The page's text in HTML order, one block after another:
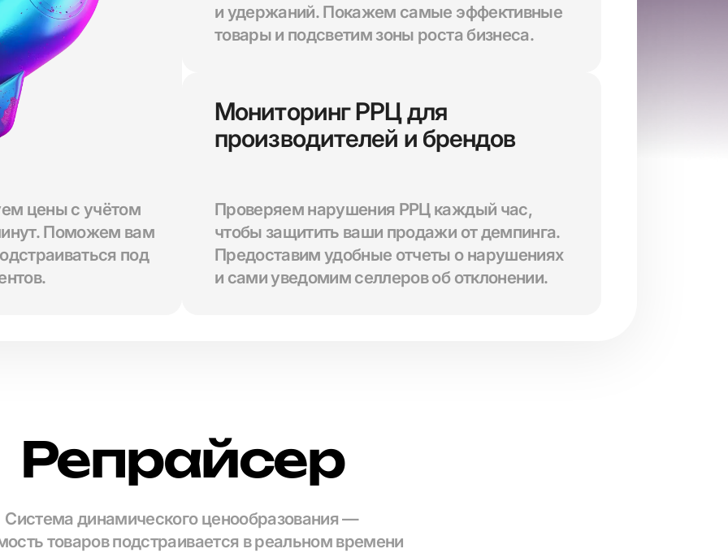
цены с учётом
Поможем вам
под
и удержаний. Покажем самые эффективные
товары и подсветим зоны роста бизнеса.
Мониторинг РРЦ для
производителей и брендов
Проверяем нарушения РРЦ каждый час,
чтобы защитить ваши продажи от демпинга.
Предоставим удобные отчеты о нарушениях
и сами уведомим селлеров об отклонении.
Репрайсер
Система динамического ценообразования —
товаров подстраивается в реальном времени